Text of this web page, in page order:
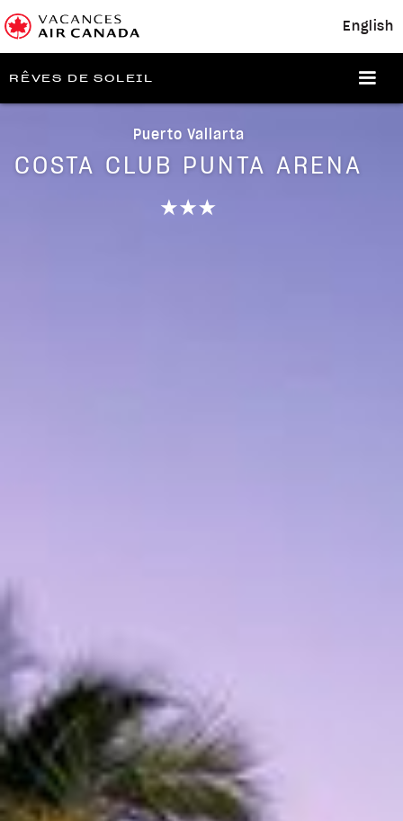
English
RÊVES DE SOLEIL
Puerto Vallarta
COSTA CLUB PUNTA ARENA